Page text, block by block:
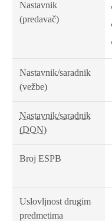
Nastavnik
(predavač)
Nastavnik/saradnik
(vežbe)
Nastavnik/saradnik
(DON)
Broj ESPB
Uslovljnost drugim
predmetima